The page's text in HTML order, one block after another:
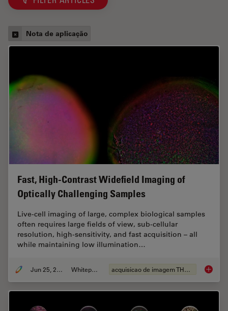
Nota de aplicação
Fast, High-Contrast Widefield Imaging of
Optically Challenging Samples
Live‑cell imaging of large, complex biological samples
often requires large fields of view, sub-cellular
resolution, high-sensitivity, and fast acquisition – all
while maintaining low illumination…
Jun 25, 2026 Whitepaper acquisicao de imagem THUNDER Fast,